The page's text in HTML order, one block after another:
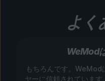
よく
WeMod
もちろんです。WeMod
ヤーに信頼されていま